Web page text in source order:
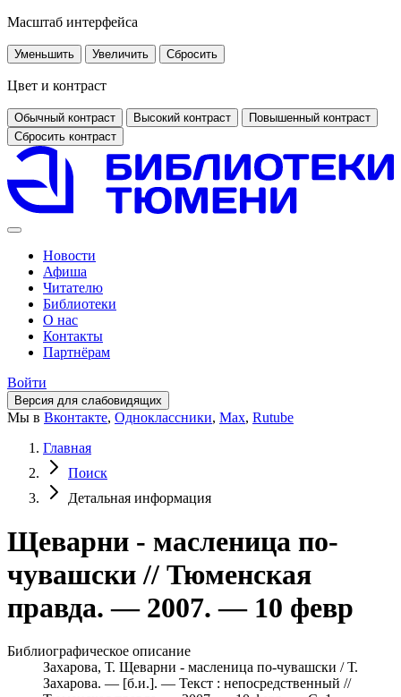
Масштаб интерфейса
Уменьшить Увеличить Сбросить
Цвет и контраст
Обычный контраст Высокий контраст
Повышенный контраст
Сбросить контраст
Новости
Афиша
Читателю
Библиотеки
О нас
Контакты
Партнёрам
Войти
Версия для слабовидящих
Мы в Вконтакте, Одноклассники, Max, Rutube
Главная
Поиск
Детальная информация
Щеварни - масленица по-
чувашски // Тюменская
правда. — 2007. — 10 февр
Библиографическое описание
Захарова, Т. Щеварни - масленица по-чувашски / Т.
Захарова. — [б.и.]. — Текст : непосредственный //